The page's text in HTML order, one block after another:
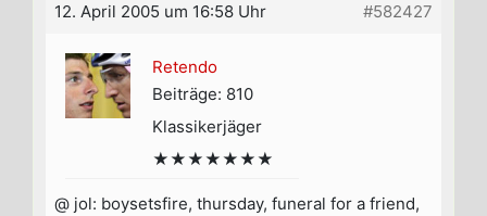
12. April 2005 um 16:58 Uhr #582427
Retendo
Beiträge: 810
Klassikerjäger
★★★★★★★
@ jol: boysetsfire, thursday, funeral for a friend,